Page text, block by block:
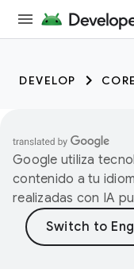
DEVELOP
Google utiliza
contenido a tu
realizadas con IA